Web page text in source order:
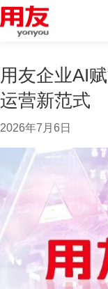
用友企业AI
运营新范式
2026年7月6日